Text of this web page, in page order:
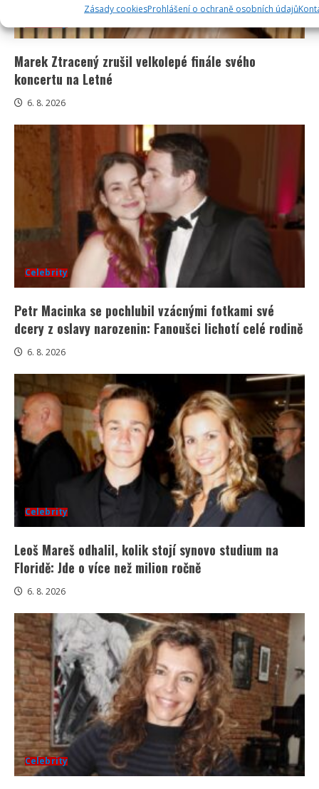
Zásady cookiesProhlášení o ochraně osobních údajů
Marek Ztracený zrušil velkolepé finále svého
koncertu na Letné
6. 8. 2026
Celebrity
Petr Macinka se pochlubil vzácnými fotkami své
dcery z oslavy narozenin: Fanoušci lichotí celé rodině
6. 8. 2026
Celebrity
Leoš Mareš odhalil, kolik stojí synovo studium na
Floridě: Jde o více než milion ročně
6. 8. 2026
Celebrity